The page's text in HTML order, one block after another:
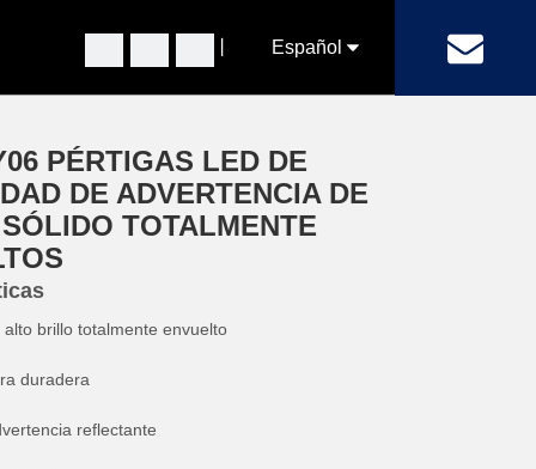
Español
English
DE ADVERTENCIA DE COLOR SÓLIDO
PÉRTIGAS LED DE
DE ADVERTENCIA DE
TOTALMENTE
alto brillo totalmente envuelto
duradera
reflectante